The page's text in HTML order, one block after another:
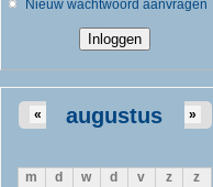
Nieuw wachtwoord aanvragen
augustus
« »
m d w d v z
z